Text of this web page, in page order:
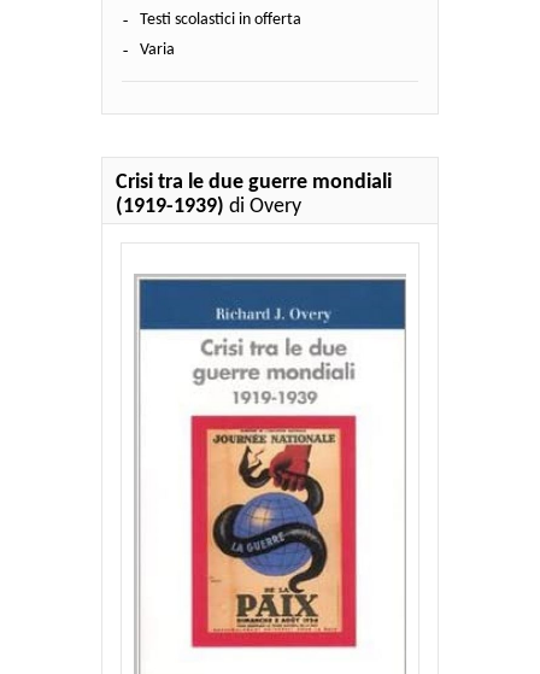
Testi scolastici in offerta
Varia
Crisi tra le due guerre mondiali
(1919-1939) di Overy